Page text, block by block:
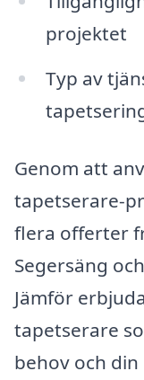
projektet
Typ av
Genom att
tapetserare-
flera offerter
Segersäng
Jämför
tapetserare
behov och